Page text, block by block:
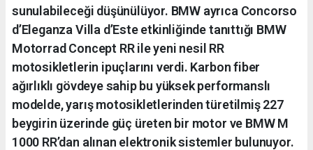
sunulabileceği düşünülüyor. BMW ayrıca Concorso
d’Eleganza Villa d’Este etkinliğinde tanıttığı BMW
Motorrad Concept RR ile yeni nesil RR
motosikletlerin ipuçlarını verdi. Karbon fiber
ağırlıklı gövdeye sahip bu yüksek performanslı
modelde, yarış motosikletlerinden türetilmiş 227
beygirin üzerinde güç üreten bir motor ve BMW M
1000 RR’dan alınan elektronik sistemler bulunuyor.